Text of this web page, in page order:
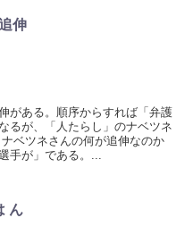
伸
がある。順序からすれば「弁護
るが、「人たらし」のナベツネ
ベツネさんの何が追伸なのか
手が」である。...
ん